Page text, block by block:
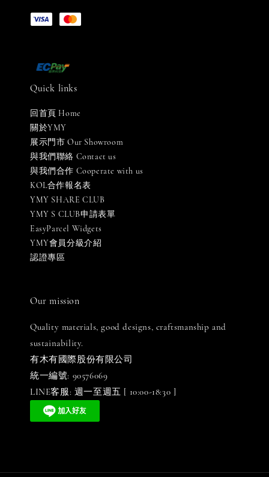
Quick links
回首頁 Home
關於YMY
展示門市 Our Showroom
與我們聯絡 Contact us
與我們合作 Cooperate with us
KOL合作報名表
YMY SHARE CLUB
YMY S CLUB申請表單
EasyParcel Widgets
YMY會員分級介紹
認證專區
Our mission
Quality materials, good designs, craftsmanship and
sustainability.
有木有國際股份有限公司
統一編號: 90576069
LINE客服: 週一至週五 [ 10:00-18:30 ]